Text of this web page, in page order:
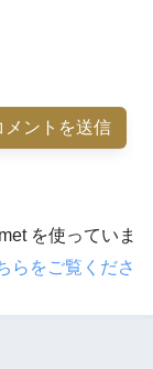
を使っていま
らをご覧くださ